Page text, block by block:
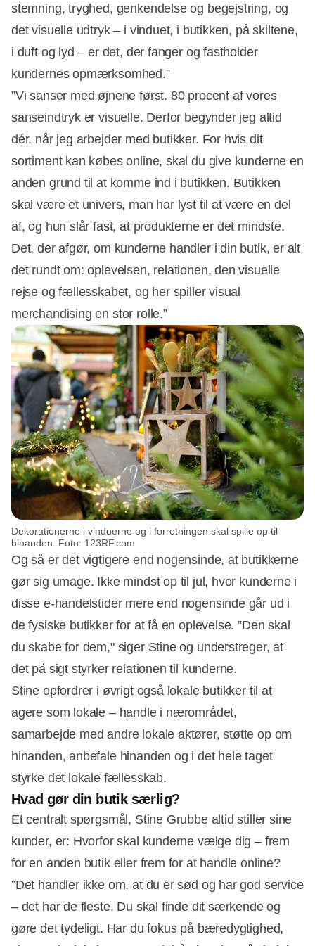
stemning, tryghed, genkendelse og begejstring, og
det visuelle udtryk – i vinduet, i butikken, på skiltene,
i duft og lyd – er det, der fanger og fastholder
kundernes opmærksomhed.”
”Vi sanser med øjnene først. 80 procent af vores
sanseindtryk er visuelle. Derfor begynder jeg altid
dér, når jeg arbejder med butikker. For hvis dit
sortiment kan købes online, skal du give kunderne en
anden grund til at komme ind i butikken. Butikken
skal være et univers, man har lyst til at være en del
af, og hun slår fast, at produkterne er det mindste.
Det, der afgør, om kunderne handler i din butik, er alt
det rundt om: oplevelsen, relationen, den visuelle
rejse og fællesskabet, og her spiller visual
merchandising en stor rolle.”
Dekorationerne i vinduerne og i forretningen skal spille op til
hinanden. Foto: 123RF.com
Og så er det vigtigere end nogensinde, at butikkerne
gør sig umage. Ikke mindst op til jul, hvor kunderne i
disse e-handelstider mere end nogensinde går ud i
de fysiske butikker for at få en oplevelse. ”Den skal
du skabe for dem," siger Stine og understreger, at
det på sigt styrker relationen til kunderne.
Stine opfordrer i øvrigt også lokale butikker til at
agere som lokale – handle i nærområdet,
samarbejde med andre lokale aktører, støtte op om
hinanden, anbefale hinanden og i det hele taget
styrke det lokale fællesskab.
Hvad gør din butik særlig?
Et centralt spørgsmål, Stine Grubbe altid stiller sine
kunder, er: Hvorfor skal kunderne vælge dig – frem
for en anden butik eller frem for at handle online?
”Det handler ikke om, at du er sød og har god service
– det har de fleste. Du skal finde dit særkende og
gøre det tydeligt. Har du fokus på bæredygtighed,